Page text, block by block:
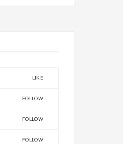
LIKE
FOLLOW
FOLLOW
FOLLOW